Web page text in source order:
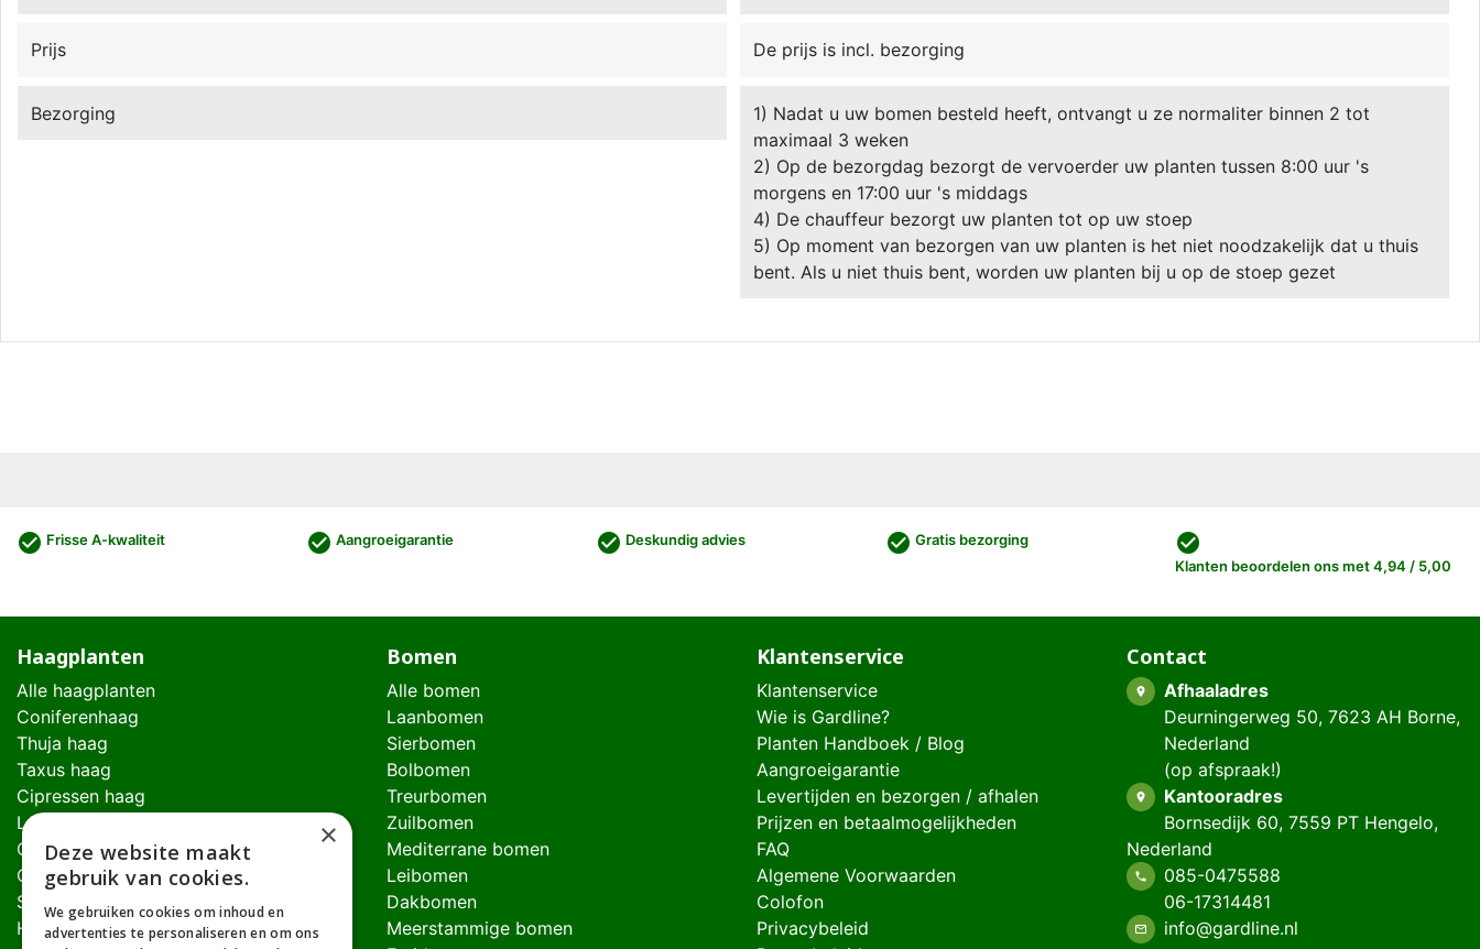
Prijs De prijs is incl. bezorging
Bezorging
1) Nadat u uw bomen besteld heeft, ontvangt u ze normaliter binnen 2 tot
maximaal 3 weken
2) Op de bezorgdag bezorgt de vervoerder uw planten tussen 8:00 uur 's
morgens en 17:00 uur 's middags
4) De chauffeur bezorgt uw planten tot op uw stoep
5) Op moment van bezorgen van uw planten is het niet noodzakelijk dat u thuis
bent. Als u niet thuis bent, worden uw planten bij u op de stoep gezet
check_circle Frisse A-kwaliteit check_circle Aangroeigarantie check_circle Deskundig advies check_circle Gratis bezorging check_circle
Klanten beoordelen ons met 4,94 / 5,00
Haagplanten
Alle haagplanten
Coniferenhaag
Thuja haag
Taxus haag
Cipressen haag
Laurierhaag
Glansmispel haag
Olijfwilghaag
Schijnhulsthaag
Hulst haag
Bomen
Alle bomen
Laanbomen
Sierbomen
Bolbomen
Treurbomen
Zuilbomen
Mediterrane bomen
Leibomen
Dakbomen
Meerstammige bomen
Klantenservice
Klantenservice
Wie is Gardline?
Planten Handboek / Blog
Aangroeigarantie
Levertijden en bezorgen / afhalen
Prijzen en betaalmogelijkheden
FAQ
Algemene Voorwaarden
Colofon
Privacybeleid
Contact
place
Afhaaladres
Deurningerweg 50, 7623 AH Borne,
Nederland
(op afspraak!)
place
Kantooradres
Bornsedijk 60, 7559 PT Hengelo,
Nederland
phone
085-0475588
06-17314481
mail_outline info@gardline.nl
×
Deze website maakt
gebruik van cookies.
We gebruiken cookies om inhoud en
advertenties te personaliseren en om ons